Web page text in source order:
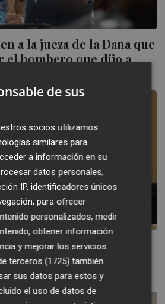
a la jueza de la Dana que
el bombero que dijo a
las alas"
a Pradas antes de
hiciste hasta donde
te dejaron"
de sus
socios utilizamos
similares para
a información en su
datos personales,
IP, identificadores únicos
para ofrecer
personalizados, medir
obtener información
y mejorar los servicios.
terceros (1725) también
sus datos para estos y
el uso de datos de